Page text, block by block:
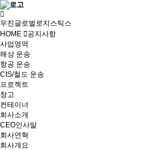
우진글로벌로지스틱스
HOME
공지사항
사업영역
해상 운송
항공 운송
CIS/철도 운송
프로젝트
창고
컨테이너
회사소개
CEO인사말
회사연혁
회사개요